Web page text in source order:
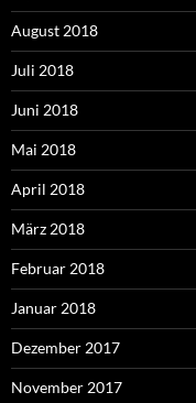
August 2018
Juli 2018
Juni 2018
Mai 2018
April 2018
März 2018
Februar 2018
Januar 2018
Dezember 2017
November 2017